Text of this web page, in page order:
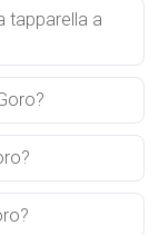
tapparella a